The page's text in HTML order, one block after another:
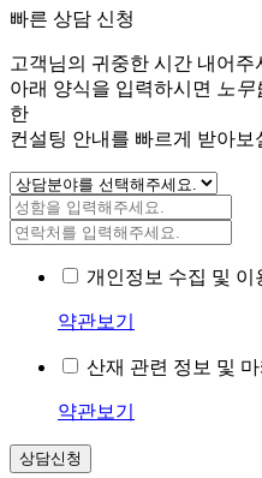
빠른 상담 신청
고객님의 귀중한 시간 내어주
아래 양식을 입력하시면
노
한
컨설팅 안내를 빠르게 받아보
개인정보 수집 및 이
약관보기
산재 관련 정보 및
약관보기
상담신청